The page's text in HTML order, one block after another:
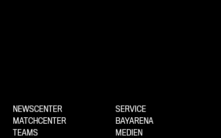
NEWSCENTER
MATCHCENTER
TEAMS
SERVICE
BAYARENA
MEDIEN